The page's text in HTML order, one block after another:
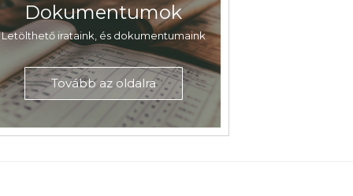
Dokumentumok
Letölthető irataink, és dokumentumaink
Tovább az oldalra